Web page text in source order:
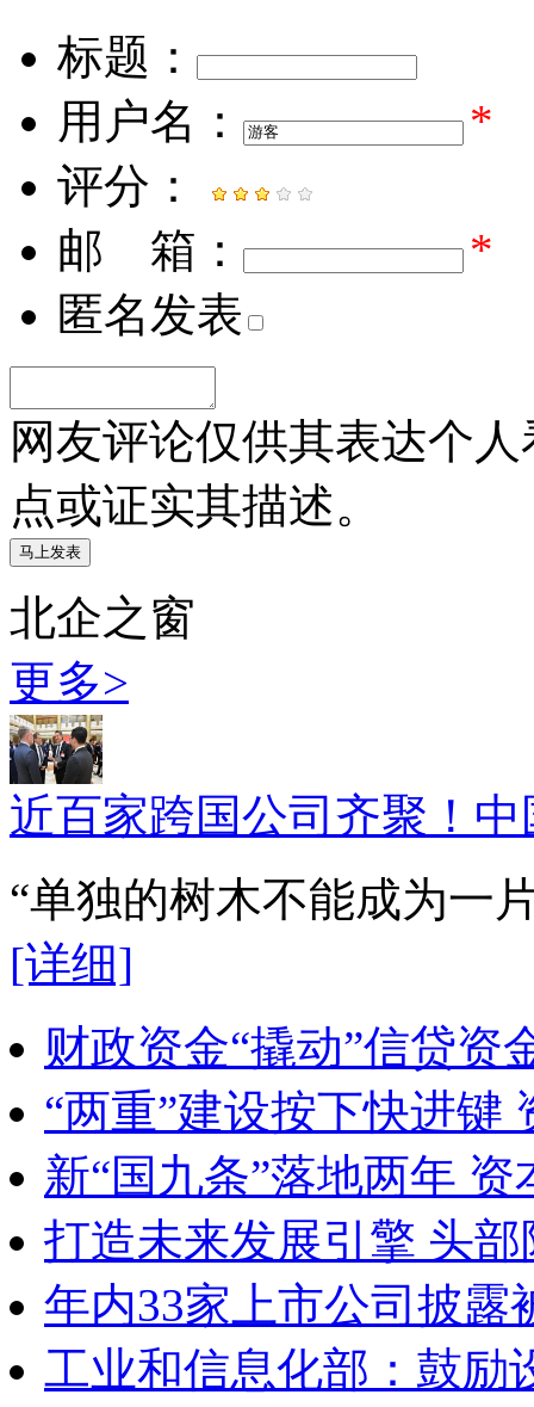
标题：
用户名：
*
评分：
邮 箱：
*
匿名发表
网友评论仅供其表达个
点或证实其描述。
北企之窗
更多>
近百家跨国公司齐聚！
“单独的树木不能成为一
[详细]
财政资金“撬动”信贷资
“两重”建设按下快进键
新“国九条”落地两年
打造未来发展引擎 头
年内33家上市公司披露
工业和信息化部：鼓励